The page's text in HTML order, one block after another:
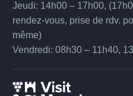
Jeudi: 14h00 – 17h00,
rendez-vous, prise de rdv.
même)
Vendredi: 08h30 – 11h40,